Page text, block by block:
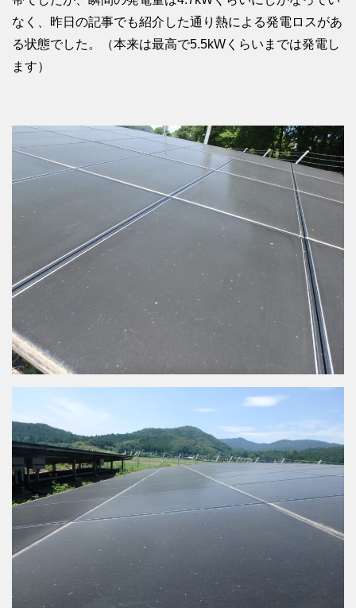
なく、昨日の記事でも紹介した通り熱による発電ロスがあ
る状態でした。（本来は最高で5.5kWくらいまでは発電し
ます）